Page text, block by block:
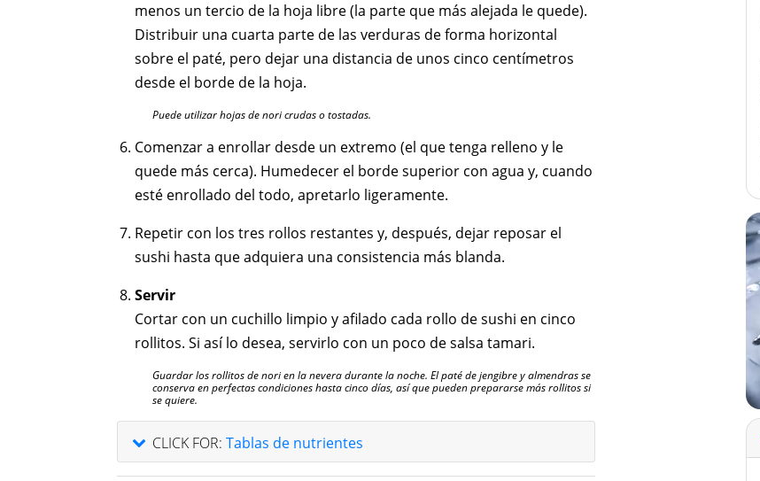
menos un tercio de la hoja libre (la parte que más alejada le quede).
Distribuir una cuarta parte de las verduras de forma horizontal
sobre el paté, pero dejar una distancia de unos cinco centímetros
desde el borde de la hoja.
Puede utilizar hojas de nori crudas o tostadas.
Comenzar a enrollar desde un extremo (el que tenga relleno y le
quede más cerca). Humedecer el borde superior con agua y, cuando
esté enrollado del todo, apretarlo ligeramente.
Repetir con los tres rollos restantes y, después, dejar reposar el
sushi hasta que adquiera una consistencia más blanda.
Servir
Cortar con un cuchillo limpio y afilado cada rollo de sushi en cinco
rollitos. Si así lo desea, servirlo con un poco de salsa tamari.
Guardar los rollitos de nori en la nevera durante la noche. El paté de jengibre y almendras se
conserva en perfectas condiciones hasta cinco días, así que pueden prepararse más rollitos si
se quiere.
CLICK FOR: Tablas de nutrientes